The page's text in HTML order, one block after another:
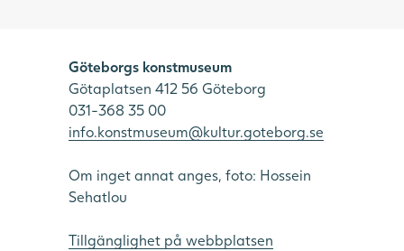
Göteborgs konstmuseum
Götaplatsen 412 56 Göteborg
031-368 35 00
info.konstmuseum@kultur.goteborg.se
Om inget annat anges, foto: Hossein
Sehatlou
Tillgänglighet på webbplatsen